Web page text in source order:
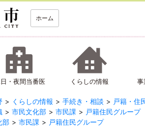
ホーム
・夜間当番医 くらしの情報 事
くらしの情報 手続き・相談 戸籍・住
市民文化部 市民課
戸籍住民グループ
部 市民課 戸籍住民グループ